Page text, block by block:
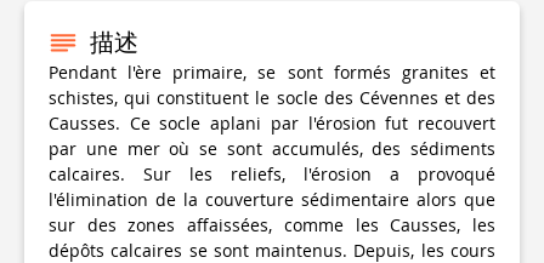
描述
Pendant l'ère primaire, se sont formés granites et
schistes, qui constituent le socle des Cévennes et des
Causses. Ce socle aplani par l'érosion fut recouvert
par une mer où se sont accumulés, des sédiments
calcaires. Sur les reliefs, l'érosion a provoqué
l'élimination de la couverture sédimentaire alors que
sur des zones affaissées, comme les Causses, les
dépôts calcaires se sont maintenus. Depuis, les cours